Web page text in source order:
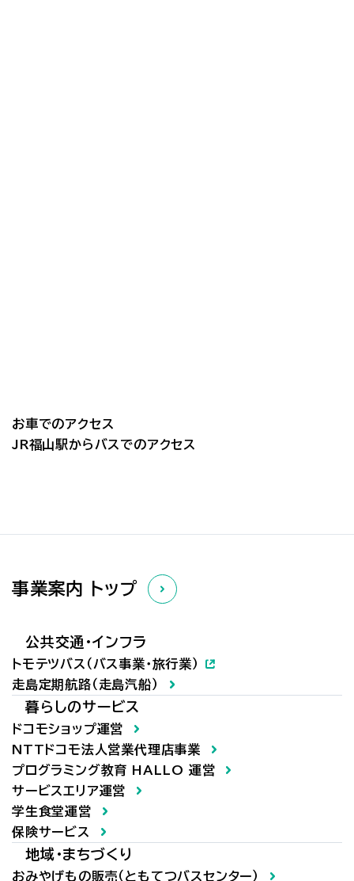
お車でのアクセス
JR福山駅からバスでのアクセス
事業案内 トップ
公共交通・インフラ
トモテツバス（バス事業・旅行業）
走島定期航路（走島汽船）
暮らしのサービス
ドコモショップ運営
NTTドコモ法人営業代理店事業
プログラミング教育 HALLO 運営
サービスエリア運営
学生食堂運営
保険サービス
地域・まちづくり
おみやげもの販売（ともてつバスセンター）